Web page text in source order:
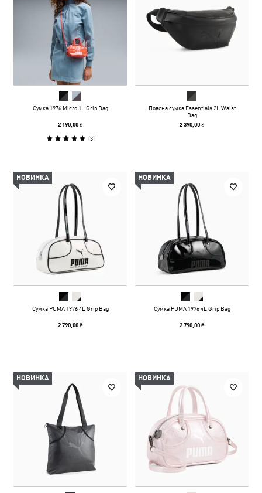
Сумка 1976 Micro 1L Grip Bag
2 190,00 ₴
(3)
Поясна сумка Essentials 2L Waist
Bag
2 390,00 ₴
НОВИНКА
Сумка PUMA 1976 4L Grip Bag
2 790,00 ₴
НОВИНКА
Сумка PUMA 1976 4L Grip Bag
2 790,00 ₴
НОВИНКА НОВИНКА